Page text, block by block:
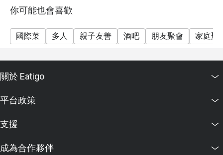
你可能也會喜歡
國際菜 多人 親子友善 酒吧 朋友聚會 家庭聚
關於 Eatigo
平台政策
支援
成為合作夥伴